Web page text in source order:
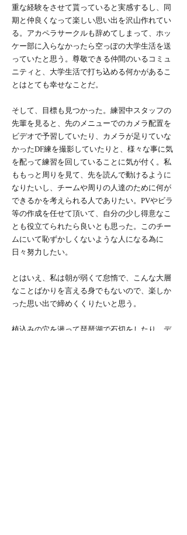
重な経験をさせて貰っていると実感するし、同
期と仲良くなって楽しい思い出を沢山作れてい
る。アカペラサークルも辞めてしまって、ホッ
ケー部に入らなかったら空っぽの大学生活を送
っていたと思う。尊敬できる仲間のいるコミュ
ニティと、大学生活で打ち込める何かがあるこ
とはとても幸せなことだ。
そして、目標も見つかった。練習中スタッフの
先輩を見ると、先のメニューでのカメラ配置を
ビデオで予習していたり、カメラが足りていな
かったDF練を撮影していたりと、様々な事に気
を配って練習を回していることに気が付く。私
ももっと周りを見て、先を読んで動けるように
なりたいし、チームや周りの人達のために何が
できるかを考えられる人でありたい。PVやビラ
等の作成を任せて頂いて、自分の少し得意なこ
とも役立てられたら良いとも思った。このチー
ムにいて恥ずかしくないような人になる為に
日々努力したい。
とはいえ、私は朝が弱くて怠惰で、こんな大層
なことばかりを言える身でもないので、楽しか
った思い出で締めくくりたいと思う。
植込みの穴を潜って琵琶湖で石切をしたり、デ